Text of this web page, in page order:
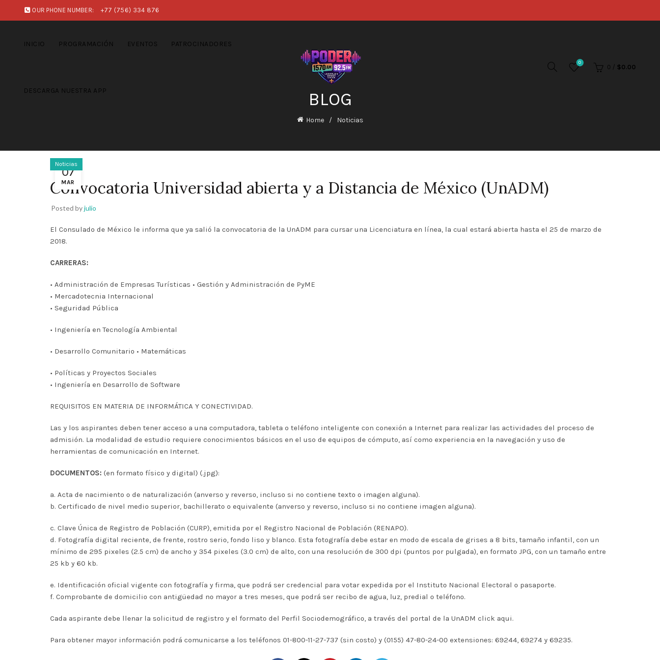
OUR PHONE NUMBER: +77 (756) 334 876
INICIO PROGRAMACIÓN EVENTOS PATROCINADORES
DESCARGA NUESTRA APP
0
0 / $0.00
BLOG
Home Noticias
07
MAR
Noticias
Convocatoria Universidad abierta y a Distancia de México (UnADM)
Posted byjulio
El Consulado de México le informa que ya salió la convocatoria de la UnADM para cursar una Licenciatura en línea, la cual estará abierta hasta el 25 de marzo de
2018.
CARRERAS:
• Administración de Empresas Turísticas • Gestión y Administración de PyME
• Mercadotecnia Internacional
• Seguridad Pública
• Ingeniería en Tecnología Ambiental
• Desarrollo Comunitario • Matemáticas
• Políticas y Proyectos Sociales
• Ingeniería en Desarrollo de Software
REQUISITOS EN MATERIA DE INFORMÁTICA Y CONECTIVIDAD.
Las y los aspirantes deben tener acceso a una computadora, tableta o teléfono inteligente con conexión a Internet para realizar las actividades del proceso de
admisión. La modalidad de estudio requiere conocimientos básicos en el uso de equipos de cómputo, así como experiencia en la navegación y uso de
herramientas de comunicación en Internet.
DOCUMENTOS: (en formato físico y digital) (.jpg):
a. Acta de nacimiento o de naturalización (anverso y reverso, incluso si no contiene texto o imagen alguna).
b. Certificado de nivel medio superior, bachillerato o equivalente (anverso y reverso, incluso si no contiene imagen alguna).
c. Clave Única de Registro de Población (CURP), emitida por el Registro Nacional de Población (RENAPO).
d. Fotografía digital reciente, de frente, rostro serio, fondo liso y blanco. Esta fotografía debe estar en modo de escala de grises a 8 bits, tamaño infantil, con un
mínimo de 295 pixeles (2.5 cm) de ancho y 354 pixeles (3.0 cm) de alto, con una resolución de 300 dpi (puntos por pulgada), en formato JPG, con un tamaño entre
25 kb y 60 kb.
e. Identificación oficial vigente con fotografía y firma, que podrá ser credencial para votar expedida por el Instituto Nacional Electoral o pasaporte.
f. Comprobante de domicilio con antigüedad no mayor a tres meses, que podrá ser recibo de agua, luz, predial o teléfono.
Cada aspirante debe llenar la solicitud de registro y el formato del Perfil Sociodemográfico, a través del portal de la UnADM click aqui.
Para obtener mayor información podrá comunicarse a los teléfonos 01-800-11-27-737 (sin costo) y (0155) 47-80-24-00 extensiones: 69244, 69274 y 69235.